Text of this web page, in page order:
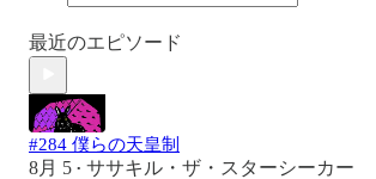
最近のエピソード
#284 僕らの天皇制
8月 5 • ササキル・ザ・スターシーカー